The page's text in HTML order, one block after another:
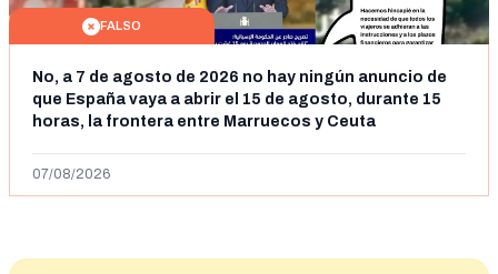
FALSO
No, a 7 de agosto de 2026 no hay ningún anuncio de
que España vaya a abrir el 15 de agosto, durante 15
horas, la frontera entre Marruecos y Ceuta
07/08/2026